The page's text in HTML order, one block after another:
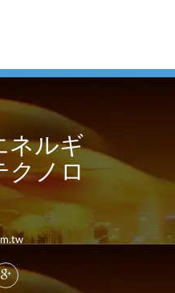
ネルギ
クノロ